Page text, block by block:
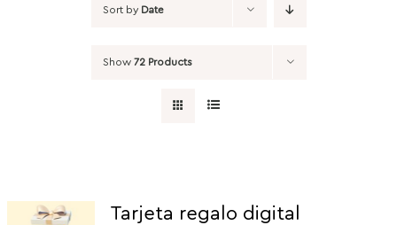
Sort by Date
Show 72 Products
Tarjeta regalo digital